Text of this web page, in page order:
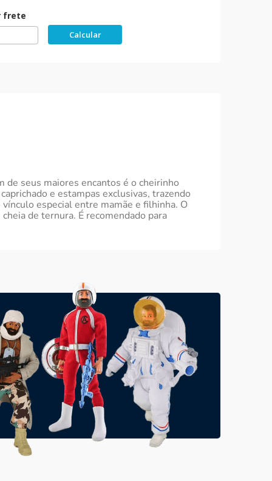
de seus maiores encantos é o cheirinho
e estampas exclusivas, trazendo
especial entre mamãe e filhinha. O
de ternura. É recomendado para